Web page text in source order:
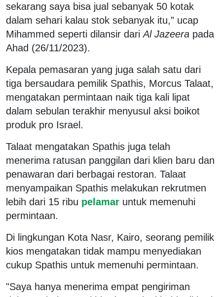
sekarang saya bisa jual sebanyak 50 kotak
dalam sehari kalau stok sebanyak itu,” ucap
Mihammed seperti dilansir dariAl Jazeera pada
Ahad (26/11/2023).
Kepala pemasaran yang juga salah satu dari
tiga bersaudara pemilik Spathis, Morcus Talaat,
mengatakan permintaan naik tiga kali lipat
dalam sebulan terakhir menyusul aksi boikot
produk pro Israel.
Talaat mengatakan Spathis juga telah
menerima ratusan panggilan dari klien baru dan
penawaran dari berbagai restoran. Talaat
menyampaikan Spathis melakukan rekrutmen
lebih dari 15 ribu pelamar untuk memenuhi
permintaan.
Di lingkungan Kota Nasr, Kairo, seorang pemilik
kios mengatakan tidak mampu menyediakan
cukup Spathis untuk memenuhi permintaan.
"Saya hanya menerima empat pengiriman